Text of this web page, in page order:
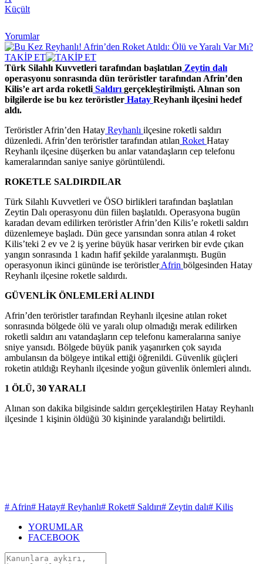
Küçült
Yorumlar
TAKİP ET
Türk Silahlı Kuvvetleri tarafından başlatılan Zeytin dalı
operasyonu sonrasında dün teröristler tarafından Afrin’den
Kilis’e art arda roketli Saldırı gerçekleştirilmişti. Alınan son
bilgilerde ise bu kez teröristler Hatay Reyhanlı ilçesini hedef
aldı.
Teröristler Afrin’den Hatay Reyhanlı ilçesine roketli saldırı
düzenledi. Afrin’den teröristler tarafından atılan Roket Hatay
Reyhanlı ilçesine düşerken bu anlar vatandaşların cep telefonu
kameralarından saniye saniye görüntülendi.
ROKETLE SALDIRDILAR
Türk Silahlı Kuvvetleri ve ÖSO birlikleri tarafından başlatılan
Zeytin Dalı operasyonu dün fiilen başlatıldı. Operasyona bugün
karadan devam edilirken teröristler Afrin’den Kilis’e roketli saldırı
düzenlemeye başladı. Dün gece yarısından sonra atılan 4 roket
Kilis’teki 2 ev ve 2 iş yerine büyük hasar verirken bir evde çıkan
yangın sonrasında 1 kadın hafif şekilde yaralanmıştı. Bugün
operasyonun ikinci gününde ise teröristlerAfrin bölgesinden Hatay
Reyhanlı ilçesine roketle saldırdı.
GÜVENLİK ÖNLEMLERİ ALINDI
Afrin’den teröristler tarafından Reyhanlı ilçesine atılan roket
sonrasında bölgede ölü ve yaralı olup olmadığı merak edilirken
roketli saldırı anı vatandaşların cep telefonu kameralarına saniye
sniye yansıdı. Bölgede büyük panik yaşanırken çok sayıda
ambulansın da bölgeye intikal ettiği öğrenildi. Güvenlik güçleri
roketin atıldığı Reyhanlı ilçesinde yoğun güvenlik önlemleri alındı.
1 ÖLÜ, 30 YARALI
Alınan son dakika bilgisinde saldırı gerçekleştirilen Hatay Reyhanlı
ilçesinde 1 kişinin öldüğü 30 kişininde yaralandığı belirtildi.
# Afrin# Hatay# Reyhanlı# Roket# Saldırı# Zeytin dalı# Kilis
YORUMLAR
FACEBOOK